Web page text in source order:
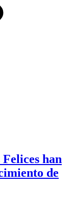
han
de